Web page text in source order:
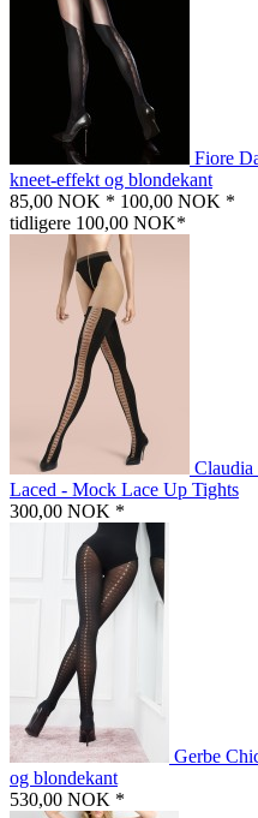
Fiore
kneet-effekt og blondekant
85,00 NOK * 100,00 NOK *
tidligere 100,00 NOK*
Laced - Mock Lace Up Tights
300,00 NOK *
Gerbe
og blondekant
530,00 NOK *